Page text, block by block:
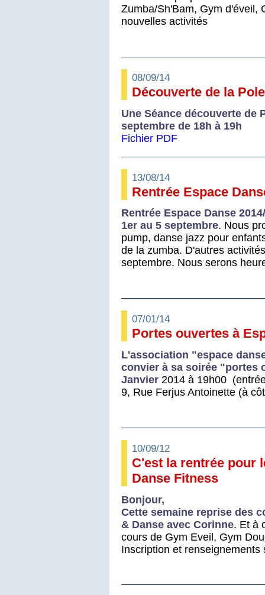
Zumba/Sh'Bam, Gym d'éveil,
nouvelles activités
08/09/14
Découverte de la
Une Séance découverte de
septembre de 18h à 19h
Fichier PDF
13/08/14
Rentrée Espace
Rentrée Espace Danse
1er au 5 septembre. Nous
pump, danse jazz pour
de la zumba. D'autres
septembre. Nous serons
07/01/14
Portes ouvertes à
L'association "espace
convier à sa soirée "portes
Janvier 2014 à 19h00
9, Rue Ferjus Antoinette (à
10/09/12
C'est la rentrée pour
Danse Fitness
Bonjour,
Cette semaine reprise des
& Danse avec Corinne. Et à
cours de Gym Eveil, Gym
Inscription et renseignements